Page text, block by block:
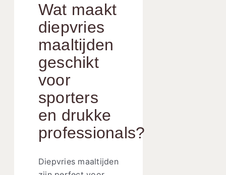
Wat maakt
diepvries
maaltijden
geschikt
voor
sporters
en drukke
professionals?
Diepvries maaltijden